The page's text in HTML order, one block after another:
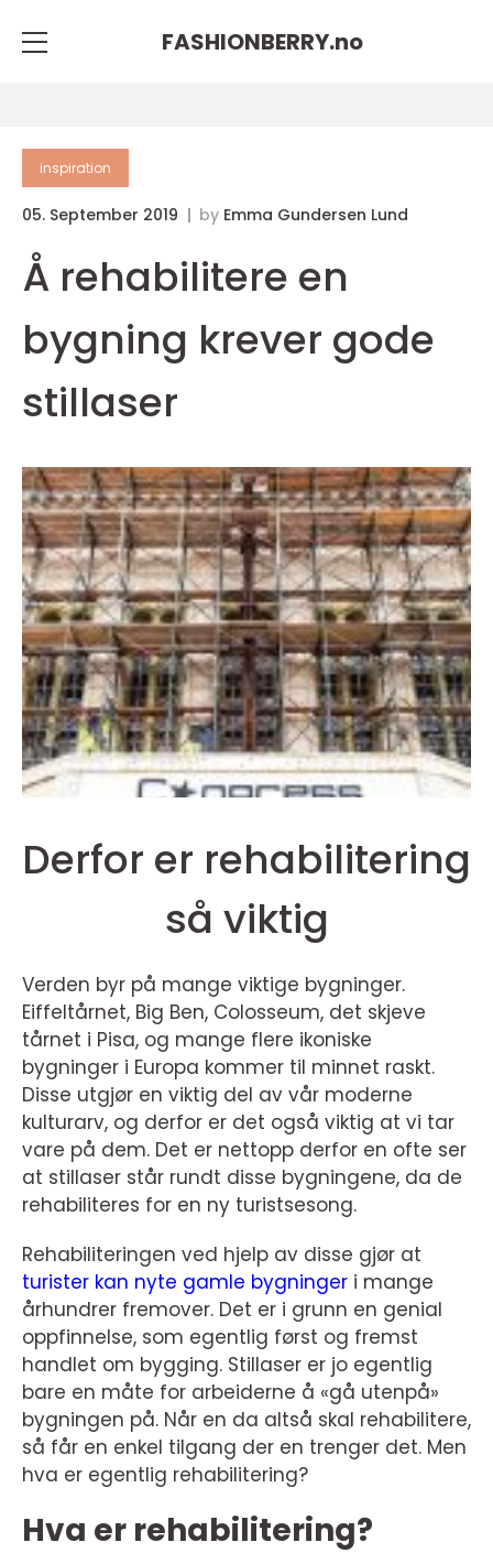
FASHIONBERRY.no
inspiration
05. September 2019 by Emma Gundersen Lund
Å rehabilitere en
bygning krever gode
stillaser
Derfor er rehabilitering
så viktig
Verden byr på mange viktige bygninger.
Eiffeltårnet, Big Ben, Colosseum, det skjeve
tårnet i Pisa, og mange flere ikoniske
bygninger i Europa kommer til minnet raskt.
Disse utgjør en viktig del av vår moderne
kulturarv, og derfor er det også viktig at vi tar
vare på dem. Det er nettopp derfor en ofte ser
at stillaser står rundt disse bygningene, da de
rehabiliteres for en ny turistsesong.
Rehabiliteringen ved hjelp av disse gjør at
turister kan nyte gamle bygninger i mange
århundrer fremover. Det er i grunn en genial
oppfinnelse, som egentlig først og fremst
handlet om bygging. Stillaser er jo egentlig
bare en måte for arbeiderne å «gå utenpå»
bygningen på. Når en da altså skal rehabilitere,
så får en enkel tilgang der en trenger det. Men
hva er egentlig rehabilitering?
Hva er rehabilitering?